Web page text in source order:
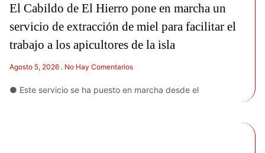
El Cabildo de El Hierro pone en marcha un
servicio de extracción de miel para facilitar el
trabajo a los apicultores de la isla
Agosto 5, 2026 No Hay Comentarios
● Este servicio se ha puesto en marcha desde el